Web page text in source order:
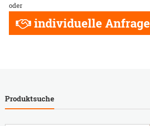
oder
individuelle Anfrage
Produktsuche